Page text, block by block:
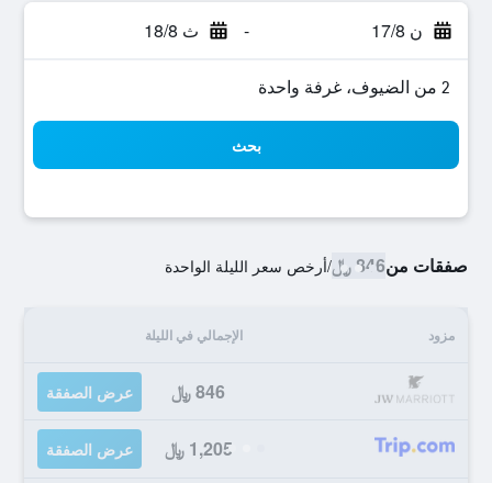
ن 17/8 - ث 18/8
2 من الضيوف، غرفة واحدة
بحث
صفقات من846 ﷼ /أرخص سعر الليلة الواحدة
مزود الإجمالي في الليلة
846 ﷼ عرض الصفقة
1,205 ﷼ عرض الصفقة